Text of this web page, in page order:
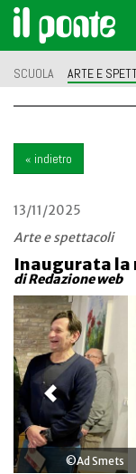
SCUOLA ARTE E
« indietro
13/11/2025
Arte e spettacoli
Inaugurata la
di Redazione web